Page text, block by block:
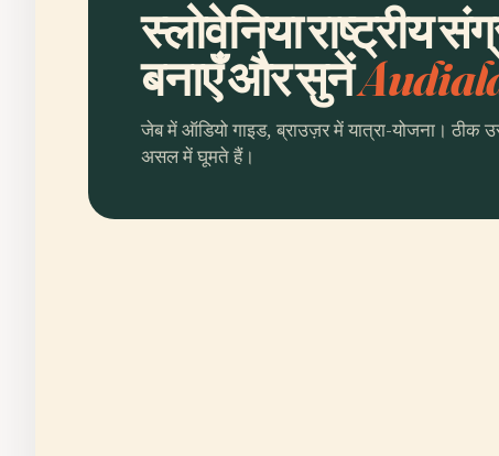
स्लोवेनिया राष्ट्रीय
बनाएँ और सुनें
जेब में ऑडियो गाइड, ब्राउज़र में यात्रा-योजना। ठीक
असल में घूमते हैं।